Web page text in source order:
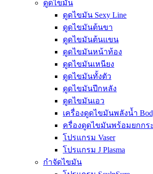
ดูดไขมัน
ดูดไขมัน Sexy Line
ดูดไขมันต้นขา
ดูดไขมันต้นแขน
ดูดไขมันหน้าท้อง
ดูดไขมันเหนียง
ดูดไขมันทั้งตัว
ดูดไขมันปีกหลัง
ดูดไขมันเอว
เครื่องดูดไขมันพลังน้ำ
ครื่องดูดไขมันพร้อมยกกร
โปรแกรม Vaser
โปรแกรม J Plasma
กำจัดไขมัน